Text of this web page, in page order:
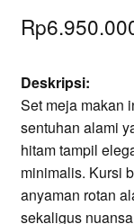
Rp
Deskripsi:
Set meja makan
sentuhan alami
hitam tampil
minimalis. Kursi
anyaman rotan
sekaligus